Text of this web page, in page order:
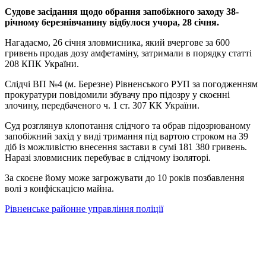
Судове засідання щодо обрання запобіжного заходу 38-
річному березнівчанину відбулося учора, 28 січня.
Нагадаємо, 26 січня зловмисника, який вчергове за 600
гривень продав дозу амфетаміну, затримали в порядку статті
208 КПК України.
Слідчі ВП №4 (м. Березне) Рівненського РУП за погодженням
прокуратури повідомили збувачу про підозру у скоєнні
злочину, передбаченого ч. 1 ст. 307 КК України.
Суд розглянув клопотання слідчого та обрав підозрюваному
запобіжний захід у виді тримання під вартою строком на 39
діб із можливістю внесення застави в сумі 181 380 гривень.
Наразі зловмисник перебуває в слідчому ізоляторі.
За скоєне йому може загрожувати до 10 років позбавлення
волі з конфіскацією майна.
Рівненське районне управління поліції